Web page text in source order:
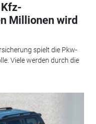
Millionen wird
spielt die Pkw-
Viele werden durch die